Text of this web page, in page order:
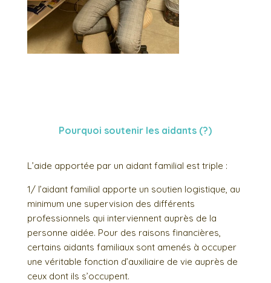
Pourquoi soutenir les aidants (?)
L’aide apportée par un aidant familial est triple :
1/ l’aidant familial apporte un soutien logistique, au
minimum une supervision des différents
professionnels qui interviennent auprès de la
personne aidée. Pour des raisons financières,
certains aidants familiaux sont amenés à occuper
une véritable fonction d’auxiliaire de vie auprès de
ceux dont ils s’occupent.